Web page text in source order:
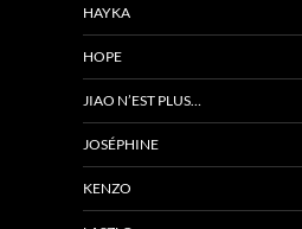
HAYKA
HOPE
JIAO N’EST PLUS…
JOSÉPHINE
KENZO